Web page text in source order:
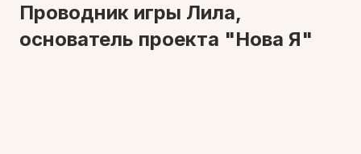
Проводник игры Лила,
основатель проекта "Нова Я"